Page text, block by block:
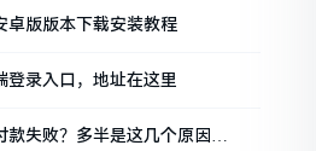
版版本下载安装教程
录入口，地址在这里
失败？多半是这几个原因闹